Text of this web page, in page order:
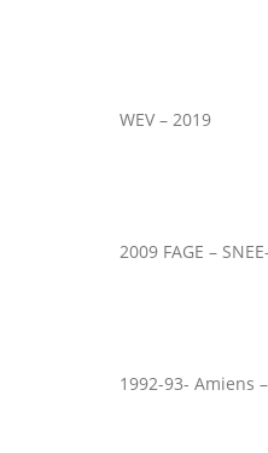
WEV – 2019
2009 FAGE –
1992-93- Amiens